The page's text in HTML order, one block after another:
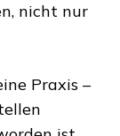
nicht nur
Praxis –